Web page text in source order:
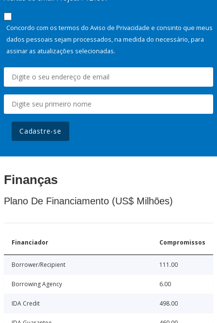
Concordo com os termos do Aviso de Privacidade e consinto que meus
dados pessoais sejam processados, na medida do necessário, para
assinar as atualizações selecionadas.
Cadastre-se
Finanças
Plano De Financiamento (US$ Milhões)
Financiador Compromissos
Borrower/Recipient 111.00
Borrowing Agency 6.00
IDA Credit 498.00